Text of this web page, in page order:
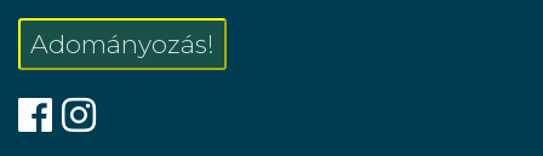
Adományozás!
Facebook
Instagram